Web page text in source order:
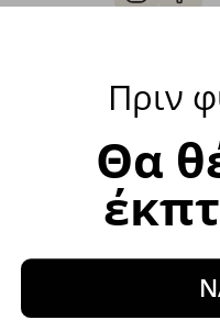
δεδομένων μέσω
2012 - 2026
Χάρτης ιστότοπου
Πριν
Θα